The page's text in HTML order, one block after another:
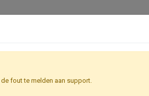
fout te melden aan support.